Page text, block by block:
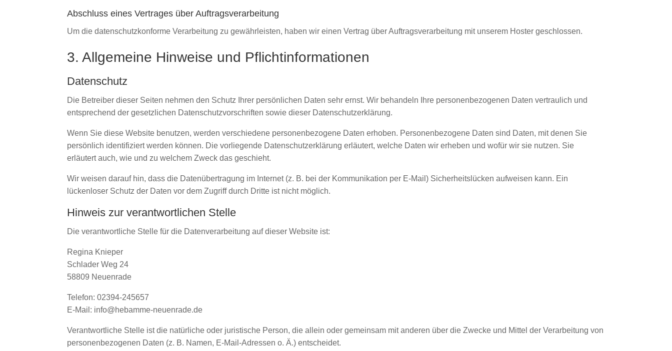
Abschluss eines Vertrages über Auftragsverarbeitung
Um die datenschutzkonforme Verarbeitung zu gewährleisten, haben wir einen Vertrag über Auftragsverarbeitung mit unserem Hoster geschlossen.
3. Allgemeine Hinweise und Pflicht­informationen
Datenschutz
Die Betreiber dieser Seiten nehmen den Schutz Ihrer persönlichen Daten sehr ernst. Wir behandeln Ihre personenbezogenen Daten vertraulich und
entsprechend der gesetzlichen Datenschutzvorschriften sowie dieser Datenschutzerklärung.
Wenn Sie diese Website benutzen, werden verschiedene personenbezogene Daten erhoben. Personenbezogene Daten sind Daten, mit denen Sie
persönlich identifiziert werden können. Die vorliegende Datenschutzerklärung erläutert, welche Daten wir erheben und wofür wir sie nutzen. Sie
erläutert auch, wie und zu welchem Zweck das geschieht.
Wir weisen darauf hin, dass die Datenübertragung im Internet (z. B. bei der Kommunikation per E-Mail) Sicherheitslücken aufweisen kann. Ein
lückenloser Schutz der Daten vor dem Zugriff durch Dritte ist nicht möglich.
Hinweis zur verantwortlichen Stelle
Die verantwortliche Stelle für die Datenverarbeitung auf dieser Website ist:
Regina Knieper
Schlader Weg 24
58809 Neuenrade
Telefon: 02394-245657
E-Mail: info@hebamme-neuenrade.de
Verantwortliche Stelle ist die natürliche oder juristische Person, die allein oder gemeinsam mit anderen über die Zwecke und Mittel der Verarbeitung von
personenbezogenen Daten (z. B. Namen, E-Mail-Adressen o. Ä.) entscheidet.